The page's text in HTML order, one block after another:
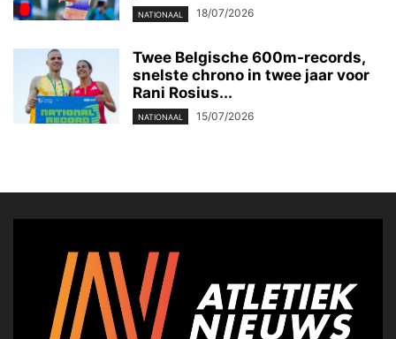
NATIONAAL 18/07/2026
Twee Belgische 600m-records,
snelste chrono in twee jaar voor
Rani Rosius...
NATIONAAL 15/07/2026